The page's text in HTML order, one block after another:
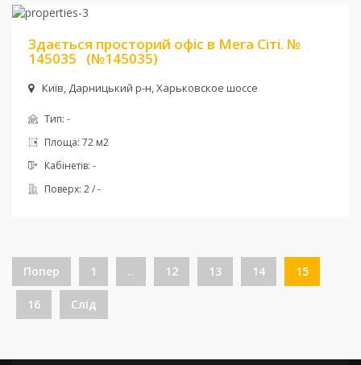
Здається просторий офіс в Мега Сіті. №
145035 (№145035)
Київ, Дарницький р-н, Харьковское шоссе
Тип: -
Площа: 72 м2
Кабінетів: -
Поверх: 2 / -
Попер 1 ... 12 13 14 15
16 Слід